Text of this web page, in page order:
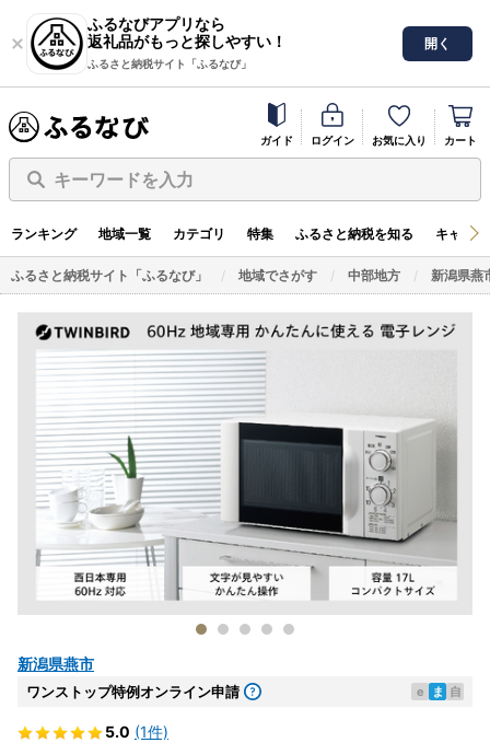
ふるなびアプリなら
返礼品がもっと探しやすい！
ふるさと納税サイト「ふるなび」
開く
ガイド ログイン お気に入り カート
キーワードを入力
ランキング 地域一覧 カテゴリ 特集 ふるさと納税を知る キャン
ふるさと納税サイト「ふるなび」 地域でさがす 中部地方 新潟県燕
新潟県燕市
ワンストップ特例オンライン申請 e ま 自
5.0 (1件)